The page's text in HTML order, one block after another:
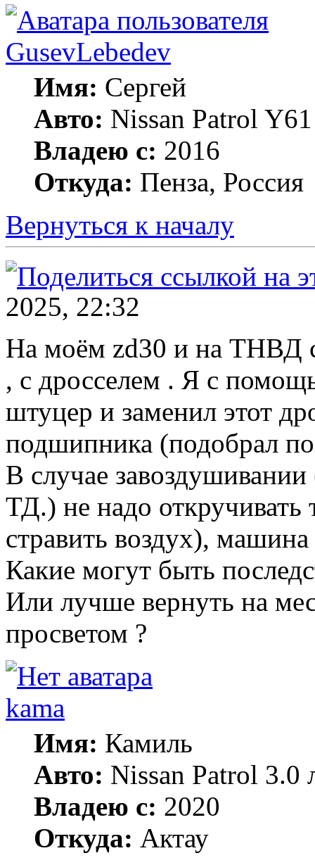
GusevLebedev
Имя: Сергей
Авто: Nissan Patrol
Владею с: 2016
Откуда: Пенза, Россия
Вернуться к началу
2025, 22:32
На моём zd30 и на ТНВД
, с дросселем . Я с
штуцер и заменил этот
подшипника (подобрал
В случае
ТД.) не надо
стравить воздух), машина
Какие могут быть
Или лучше вернуть на
просветом ?
kama
Имя: Камиль
Авто: Nissan Patrol
Владею с: 2020
Откуда: Актау